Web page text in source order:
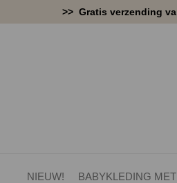
naar
>> Gratis verzending
NIEUW! BABYKLEDING